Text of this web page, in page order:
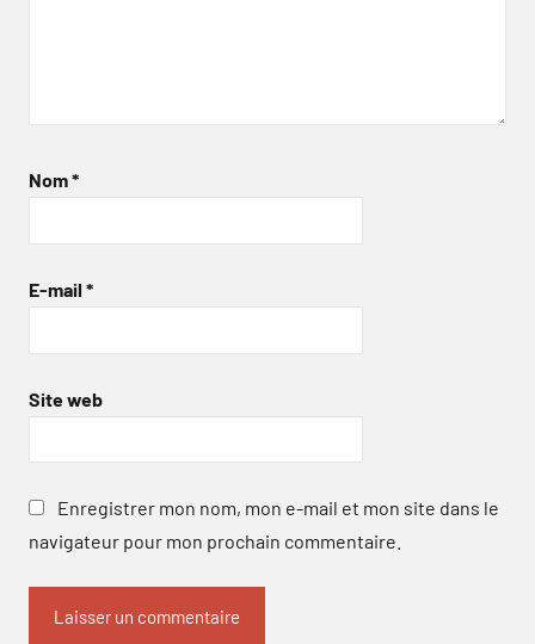
Nom*
E-mail *
Site web
Enregistrer mon nom, mon e-mail et mon site dans le
navigateur pour mon prochain commentaire.